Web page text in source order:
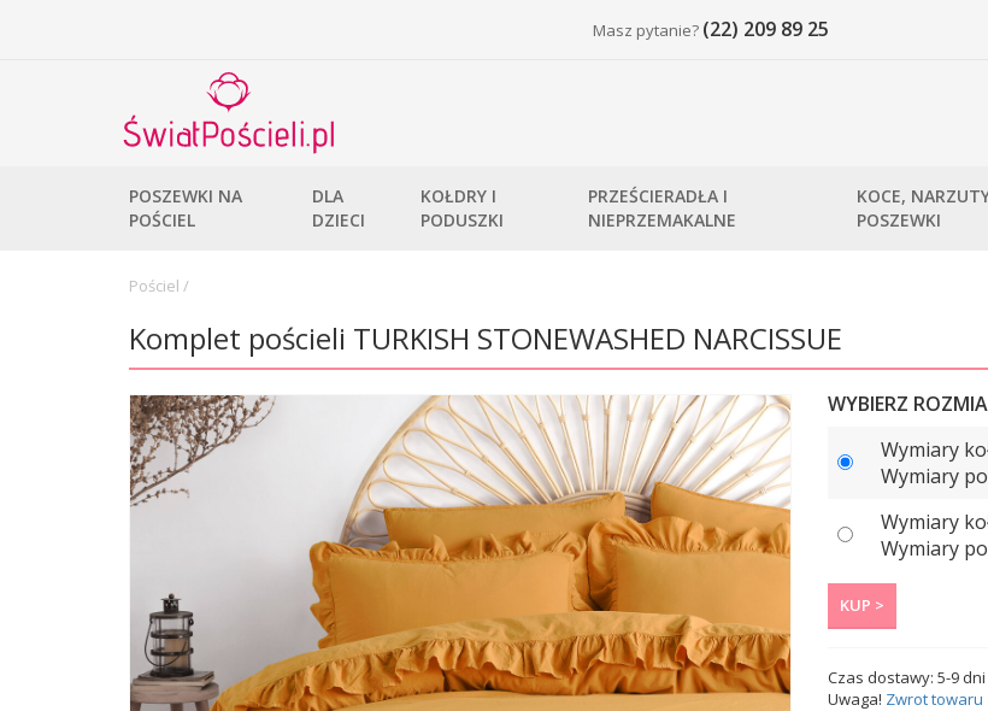
Masz pytanie? (22) 209 89 25
POSZEWKI NA
POŚCIEL
DLA
DZIECI
KOŁDRY I
PODUSZKI
PRZEŚCIERADŁA I
NIEPRZEMAKALNE
KOCE,
POSZEWKI
Pościel /
Komplet pościeli TURKISH STONEWASHED NARCISSUE
WYBIERZ
Wymiary
Wymiary
Wymiary
Wymiary
KUP >
Czas dostawy: 5-9
Uwaga! Zwrot towaru